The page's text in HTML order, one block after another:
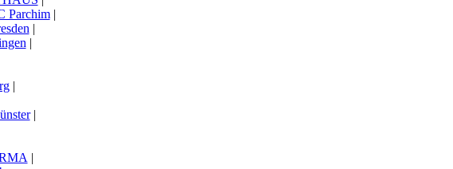
Parchim|
|
|
|
|
|